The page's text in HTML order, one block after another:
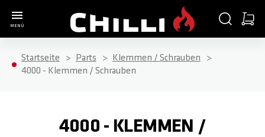
MENÜ
SUCHE
COMPLETE SCOOTER
PARTS
ACCESSORIES
ABOUT
Startseite Parts
Klemmen / Schrauben
4000 - Klemmen / Schrauben
4000 - KLEMMEN /